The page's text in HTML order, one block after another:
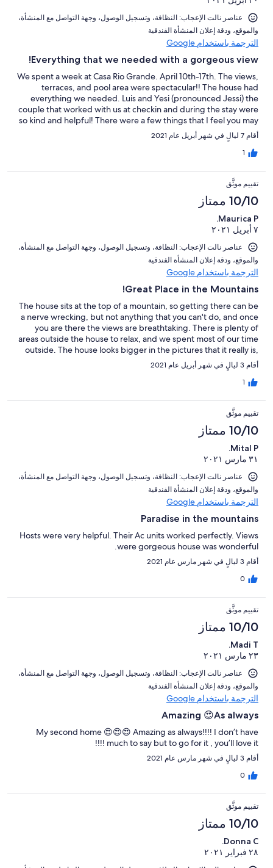
عناصر نالت الإعجاب: ⁦النظافة⁩، و⁦تسجيل الوصول⁩، و⁦جهة التواصل مع المنشأة⁩،
و⁦الموقع⁩، و⁦دقة إعلان المنشأة الفندقية⁩
الترجمة باستخدام Google
Everything that we needed with a gorgeous view!
We spent a week at Casa Rio Grande. April 10th-17th. The views,
terraces, and pool area were spectacular!! The house had
everything we needed. Luis and Yesi (pronounced Jessi) the
couple that worked with us at checkin and during the stay were
so kind and helpful! There were a few things that I feel you may
like to know: 1.) PR mosquitos are tiny but ruthless! There are so
many around the covered outdoor ‘living area’ You definitely will
want to bring a bug spray with higher percentages of deet
not sure that the owners allow guests to normally use their on
property washer/dryer. But they did offer it to us which was so
kind! But the dryer does not have heat. So it didn’t dry. A washer
and dryer for guest use would make the stay more comfortable.
They do share information about a business that does laundry
services though too. So you at least have options! 3.) The
drive..the mountain is a mountain. So expect narrow, curved,
some very steep areas. We are not the most adventurous
though. Especially when we have the kids/baby with us. So the
drive was pretty uncomfortable the first few days. The locals
really race up and down the road and don’t hug the white line as
they should to get two vehicles through safely. My husband got
a little more comfortable but still didn’t like the drive. But
honestly, our stay wouldn’t have been as enjoyable if we had not
been on top of that gorgeous mountain though! So, overall, I
would not have changed where we stayed. It’s just nice to have
a heads up. Take your time, hug that white line when you can
and take in the gorgeous views!
أقام 7 ليالٍ في شهر أبريل عام 2021
1
تقييم موثَّق
10/10 ممتاز
Maurica P.
٧ أبريل ٢٠٢١
عناصر نالت الإعجاب: ⁦النظافة⁩، و⁦تسجيل الوصول⁩، و⁦جهة التواصل مع المنشأة⁩،
و⁦الموقع⁩، و⁦دقة إعلان المنشأة الفندقية⁩
الترجمة باستخدام Google
Great Place in the Mountains!
The house sits at the top of a mountain, so getting there can be
a nerve wrecking, but not anything that you can't do, and once
you are there the views are breathtaking. There is plenty of
areas outside the house to relax, and we spent most of our time
outside. The house looks bigger in the pictures that it really is,
on the inside you have all 4 bedrooms, a kitchen, dinning room,
2 bathrooms (one is a Jack and Jill bathroom), and a Livingroom
all on one level. (For whatever reason, I assumed there were
spray, because you are surrounded by nature. We really enjoyed
our stay and the communication between the property owner,
housekeepers and myself was perfect. Thank you again for
sharing your beautiful home with us!
أقام 3 ليالٍ في شهر أبريل عام 2021
1
تقييم موثَّق
10/10 ممتاز
Mital P.
٣١ مارس ٢٠٢١
عناصر نالت الإعجاب: ⁦النظافة⁩، و⁦تسجيل الوصول⁩، و⁦جهة التواصل مع المنشأة⁩،
و⁦الموقع⁩، و⁦دقة إعلان المنشأة الفندقية⁩
الترجمة باستخدام Google
Paradise in the mountains
Hosts were very helpful. Their Ac units worked perfectly. Views
were gorgeous house was wonderful.
أقام 3 ليالٍ في شهر مارس عام 2021
0
تقييم موثَّق
10/10 ممتاز
Madi T.
٢٣ مارس ٢٠٢١
عناصر نالت الإعجاب: ⁦النظافة⁩، و⁦تسجيل الوصول⁩، و⁦جهة التواصل مع المنشأة⁩،
و⁦الموقع⁩، و⁦دقة إعلان المنشأة الفندقية⁩
الترجمة باستخدام Google
Amazing 😍As always
My second home 😍😍😍 Amazing as always!!!! I don’t have
much to say but to go for it , you’ll love it !!!!
أقام 3 ليالٍ في شهر مارس عام 2021
0
تقييم موثَّق
10/10 ممتاز
Donna C.
٢٨ فبراير ٢٠٢١